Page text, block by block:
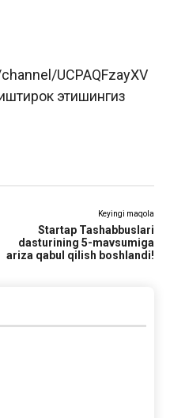
UCPAQFzayXV
этишингиз
Keyingi maqola
Startap Tashabbuslari
dasturining 5-mavsumiga
ariza qabul qilish boshlandi!